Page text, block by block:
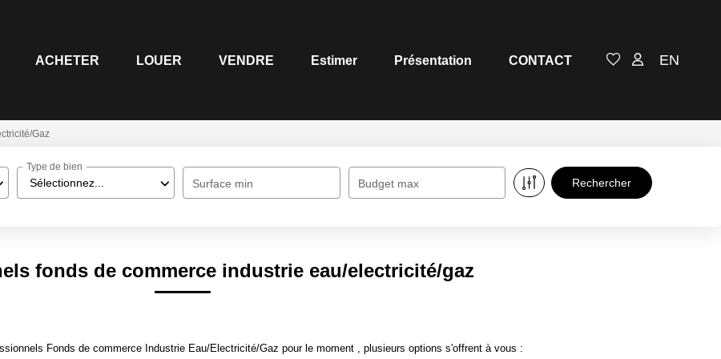
ACHETER LOUER VENDRE Estimer Présentation CONTACT EN
Gaz
Sélectionnez...
Type de bien
Surface min Budget max
fonds de commerce industrie eau/electricité/gaz
Fonds de commerce Industrie Eau/Electricité/Gaz pour le moment , plusieurs options s'offrent à vous :